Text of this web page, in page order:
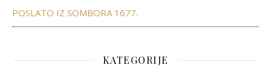
POSLATO IZ SOMBORA 1677.
KATEGORIJE